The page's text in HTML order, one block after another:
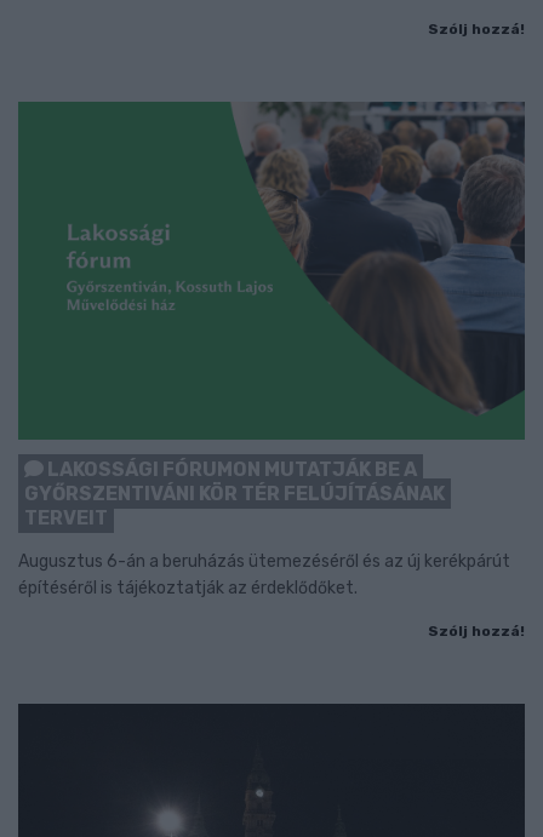
Szólj hozzá!
LAKOSSÁGI FÓRUMON MUTATJÁK BE A
GYŐRSZENTIVÁNI KÖR TÉR FELÚJÍTÁSÁNAK
TERVEIT
Augusztus 6-án a beruházás ütemezéséről és az új kerékpárút
építéséről is tájékoztatják az érdeklődőket.
Szólj hozzá!